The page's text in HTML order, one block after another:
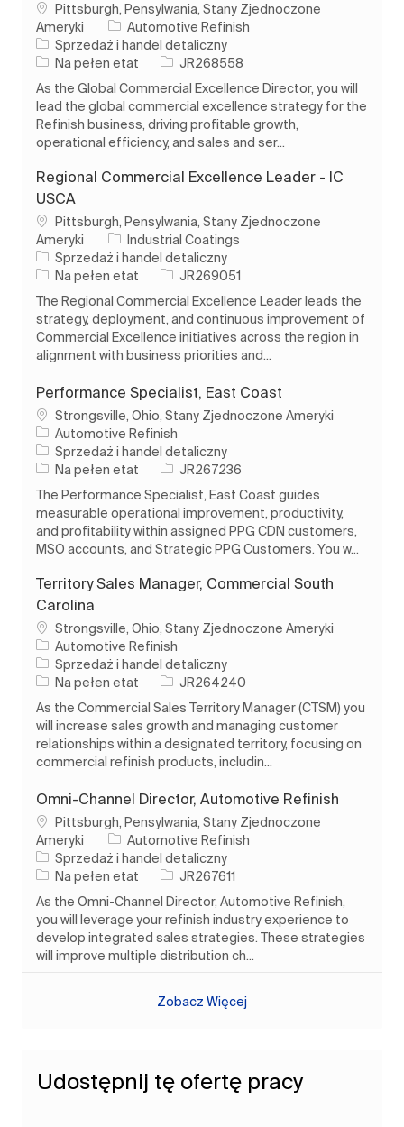
Lokalizacja
Pittsburgh, Pensylwania, Stany Zjednoczone
Ameryki
Automotive Refinish
Kategoria
Sprzedaż i handel detaliczny
Rodzaj pracy
Na pełen etat Identyfikator zadania
JR268558
As the Global Commercial Excellence Director, you will
lead the global commercial excellence strategy for the
Refinish business, driving profitable growth,
operational efficiency, and sales and ser...
Regional Commercial Excellence Leader - IC
USCA
Lokalizacja
Pittsburgh, Pensylwania, Stany Zjednoczone
Ameryki
Industrial Coatings
Kategoria
Sprzedaż i handel detaliczny
Rodzaj pracy
Na pełen etat Identyfikator zadania
JR269051
The Regional Commercial Excellence Leader leads the
strategy, deployment, and continuous improvement of
Commercial Excellence initiatives across the region in
alignment with business priorities and...
Performance Specialist, East Coast
Lokalizacja
Strongsville, Ohio, Stany Zjednoczone Ameryki
Automotive Refinish
Kategoria
Sprzedaż i handel detaliczny
Rodzaj pracy
Na pełen etat Identyfikator zadania
JR267236
The Performance Specialist, East Coast guides
measurable operational improvement, productivity,
and profitability within assigned PPG CDN customers,
MSO accounts, and Strategic PPG Customers. You w...
Territory Sales Manager, Commercial South
Carolina
Lokalizacja
Strongsville, Ohio, Stany Zjednoczone Ameryki
Automotive Refinish
Kategoria
Sprzedaż i handel detaliczny
Rodzaj pracy
Na pełen etat Identyfikator zadania
JR264240
As the Commercial Sales Territory Manager (CTSM) you
will increase sales growth and managing customer
relationships within a designated territory, focusing on
commercial refinish products, includin...
Omni-Channel Director, Automotive Refinish
Lokalizacja
Pittsburgh, Pensylwania, Stany Zjednoczone
Ameryki
Automotive Refinish
Kategoria
Sprzedaż i handel detaliczny
Rodzaj pracy
Na pełen etat Identyfikator zadania
JR267611
As the Omni-Channel Director, Automotive Refinish,
you will leverage your refinish industry experience to
develop integrated sales strategies. These strategies
will improve multiple distribution ch...
Zobacz Więcej
Udostępnij tę ofertę pracy